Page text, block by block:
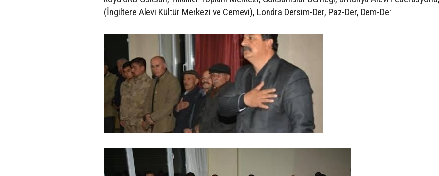
(İngiltere Alevi Kültür Merkezi ve Cemevi), Londra Dersim-Der, Paz-Der, Dem-Der